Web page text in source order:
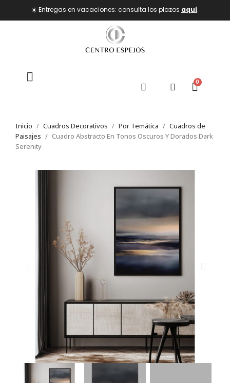
☀️ Entregas en vacaciones: consulta los plazos aquí.
Inicio Cuadros Decorativos Por Temática
Cuadros de
Paisajes
Cuadro Abstracto En Tonos Oscuros Y Dorados Dark
Serenity